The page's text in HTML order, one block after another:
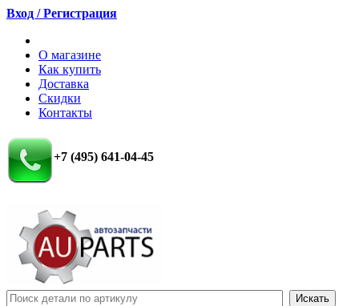
Вход / Регистрация
О магазине
Как купить
Доставка
Скидки
Контакты
+7 (495) 641-04-45